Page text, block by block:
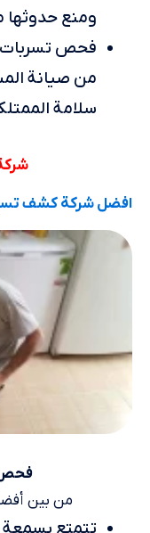
ومنع حدوثها
فحص تسربات
من صيانة
سلامة
افضل شركة كشف
فحص
من بين